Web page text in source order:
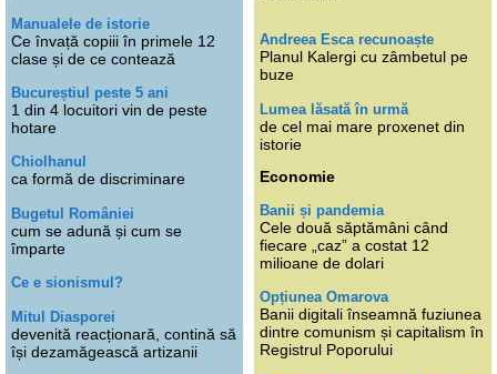
Manualele de istorie
Ce învață copiii în primele 12
clase și de ce contează
Bucureștiul peste 5 ani
1 din 4 locuitori vin de peste
hotare
Chiolhanul
ca formă de discriminare
Bugetul României
cum se adună și cum se
împarte
Ce e sionismul?
Mitul Diasporei
devenită reacționară, contină să
își dezamăgească artizanii
Andreea Esca recunoaște
Planul Kalergi cu zâmbetul pe
buze
Lumea lăsată în urmă
de cel mai mare proxenet din
istorie
Economie
Banii și pandemia
Cele două săptămâni când
fiecare „caz” a costat 12
milioane de dolari
Opțiunea Omarova
Banii digitali înseamnă fuziunea
dintre comunism și capitalism în
Registrul Poporului